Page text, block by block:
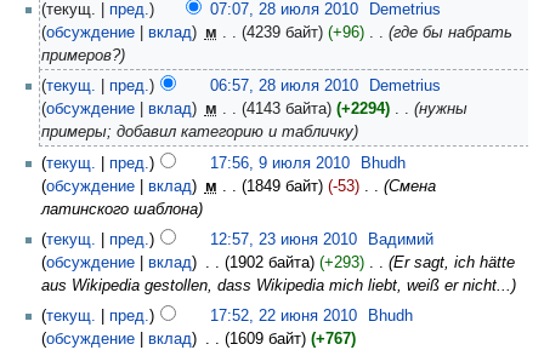
текущ. пред. 07:07, 28 июля 2010
Demetrius
обсуждение
вклад м 4239 байт +96 ‎
где бы набрать
примеров?
текущ.
пред. 06:57, 28 июля 2010
Demetrius
обсуждение
вклад м 4143 байта +2294 ‎
нужны
примеры; добавил категорию и табличку
текущ.
пред. 17:56, 9 июля 2010
Bhudh
обсуждение
вклад м 1849 байт -53 ‎
Смена
латинского шаблона
текущ.
пред. 12:57, 23 июня 2010
Вадимий
обсуждение
вклад 1902 байта +293 ‎
Er sagt, ich hätte
aus Wikipedia gestollen, dass Wikipedia mich liebt, weiß er nicht...
текущ.
пред. 17:52, 22 июня 2010
Bhudh
обсуждение
вклад 1609 байт
+767